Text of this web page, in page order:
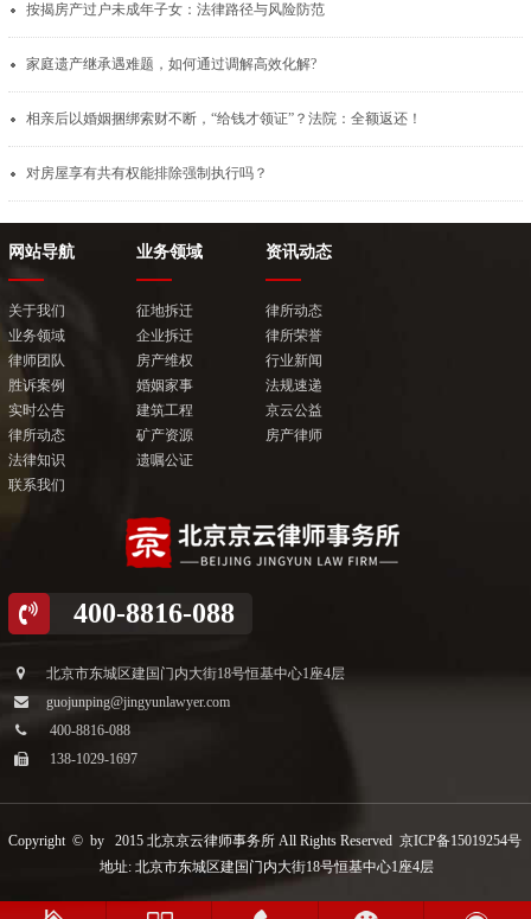
按揭房产过户未成年子女：法律路径与风险防范
家庭遗产继承遇难题，如何通过调解高效化解?
相亲后以婚姻捆绑索财不断，“给钱才领证”？法院：全额返还！
对房屋享有共有权能排除强制执行吗？
网站导航
关于我们
业务领域
律师团队
胜诉案例
实时公告
律所动态
法律知识
联系我们
业务领域
征地拆迁
企业拆迁
房产维权
婚姻家事
建筑工程
矿产资源
遗嘱公证
资讯动态
律所动态
律所荣誉
行业新闻
法规速递
京云公益
房产律师
400-8816-088
北京市东城区建国门内大街18号恒基中心1座4层
guojunping@jingyunlawyer.com
400-8816-088
138-1029-1697
Copyright © by 2015 北京京云律师事务所 All Rights Reserved京ICP备15019254号
地址: 北京市东城区建国门内大街18号恒基中心1座4层